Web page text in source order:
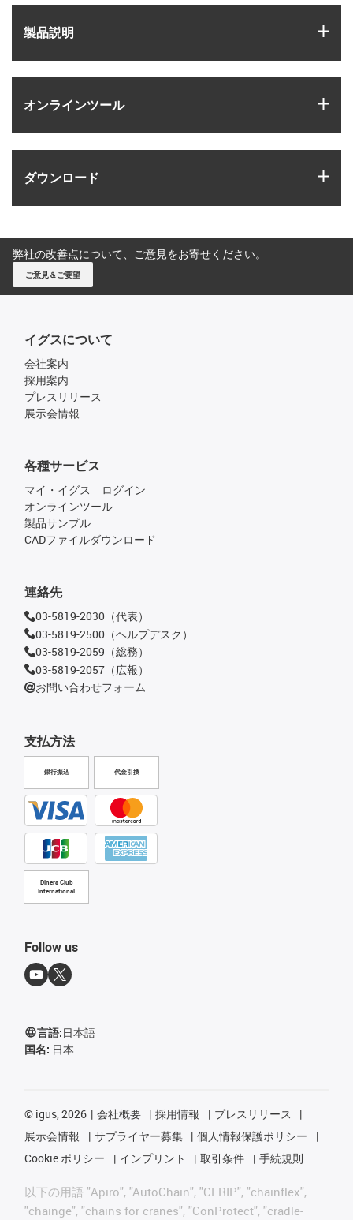
製品説明
オンラインツール
ダウンロード
弊社の改善点について、ご意見をお寄せください。
ご意見＆ご要望
イグスについて
会社案内
採用案内
プレスリリース
展示会情報
支払方法
銀行振込 代金引換
Diners Club
International
各種サービス
マイ・イグス ログイン
オンラインツール
製品サンプル
CADファイルダウンロード
連絡先
03-5819-2030（代表）
03-5819-2500（ヘルプデスク）
03-5819-2059（総務）
03-5819-2057（広報）
お問い合わせフォーム
Follow us
言語:日本語
国名: 日本
© igus, 2026 会社概要 採用情報
プレスリリース
展示会情報
サプライヤー募集
個人情報保護ポリシー
Cookie ポリシー
インプリント 取引条件 手続規則
以下の用語 "Apiro", "AutoChain", "CFRIP", "chainflex",
"chainge", "chains for cranes", "ConProtect", "cradle-